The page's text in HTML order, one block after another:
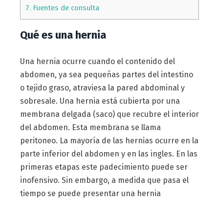
7.Fuentes de consulta
Qué es una hernia
Una hernia ocurre cuando el contenido del
abdomen, ya sea pequeñas partes del intestino
o tejido graso, atraviesa la pared abdominal y
sobresale. Una hernia está cubierta por una
membrana delgada (saco) que recubre el interior
del abdomen. Esta membrana se llama
peritoneo. La mayoría de las hernias ocurre en la
parte inferior del abdomen y en las ingles. En las
primeras etapas este padecimiento puede ser
inofensivo. Sin embargo, a medida que pasa el
tiempo se puede presentar una hernia